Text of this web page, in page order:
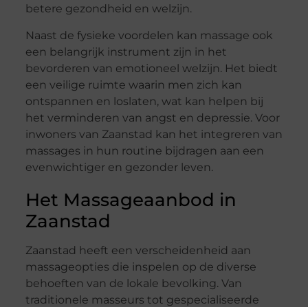
betere gezondheid en welzijn.
Naast de fysieke voordelen kan massage ook
een belangrijk instrument zijn in het
bevorderen van emotioneel welzijn. Het biedt
een veilige ruimte waarin men zich kan
ontspannen en loslaten, wat kan helpen bij
het verminderen van angst en depressie. Voor
inwoners van Zaanstad kan het integreren van
massages in hun routine bijdragen aan een
evenwichtiger en gezonder leven.
Het Massageaanbod in
Zaanstad
Zaanstad heeft een verscheidenheid aan
massageopties die inspelen op de diverse
behoeften van de lokale bevolking. Van
traditionele masseurs tot gespecialiseerde